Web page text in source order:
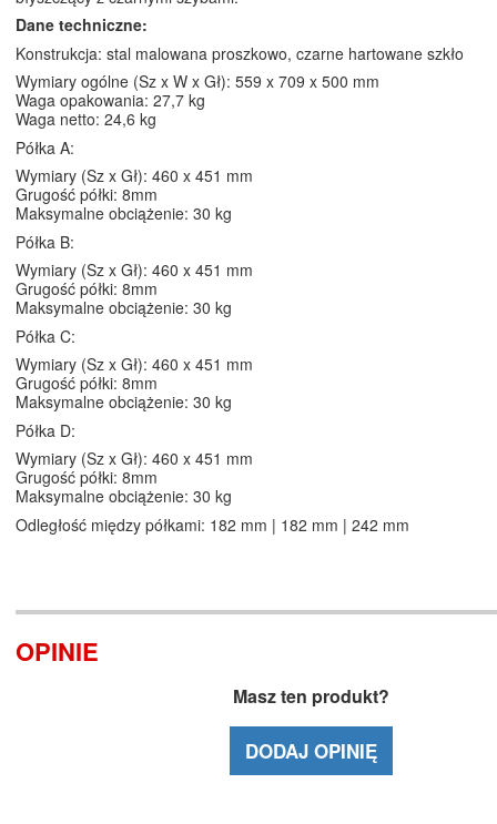
Dane techniczne:
Konstrukcja: stal malowana proszkowo, czarne hartowane szkło
Wymiary ogólne (Sz x W x Gł): 559 x 709 x 500 mm
Waga opakowania: 27,7 kg
Waga netto: 24,6 kg
Półka A:
Wymiary (Sz x Gł): 460 x 451 mm
Grugość półki: 8mm
Maksymalne obciążenie: 30 kg
Półka B:
Wymiary (Sz x Gł): 460 x 451 mm
Grugość półki: 8mm
Maksymalne obciążenie: 30 kg
Półka C:
Wymiary (Sz x Gł): 460 x 451 mm
Grugość półki: 8mm
Maksymalne obciążenie: 30 kg
Półka D:
Wymiary (Sz x Gł): 460 x 451 mm
Grugość półki: 8mm
Maksymalne obciążenie: 30 kg
Odległość między półkami: 182 mm | 182 mm | 242 mm
OPINIE
Masz ten produkt?
DODAJ OPINIĘ